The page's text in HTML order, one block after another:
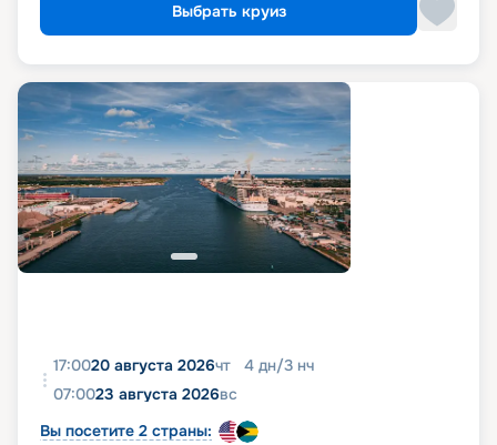
Выбрать круиз
17:0020 августа 2026чт 4 дн/3 нч
07:0023 августа 2026вс
Вы посетите 2 страны: